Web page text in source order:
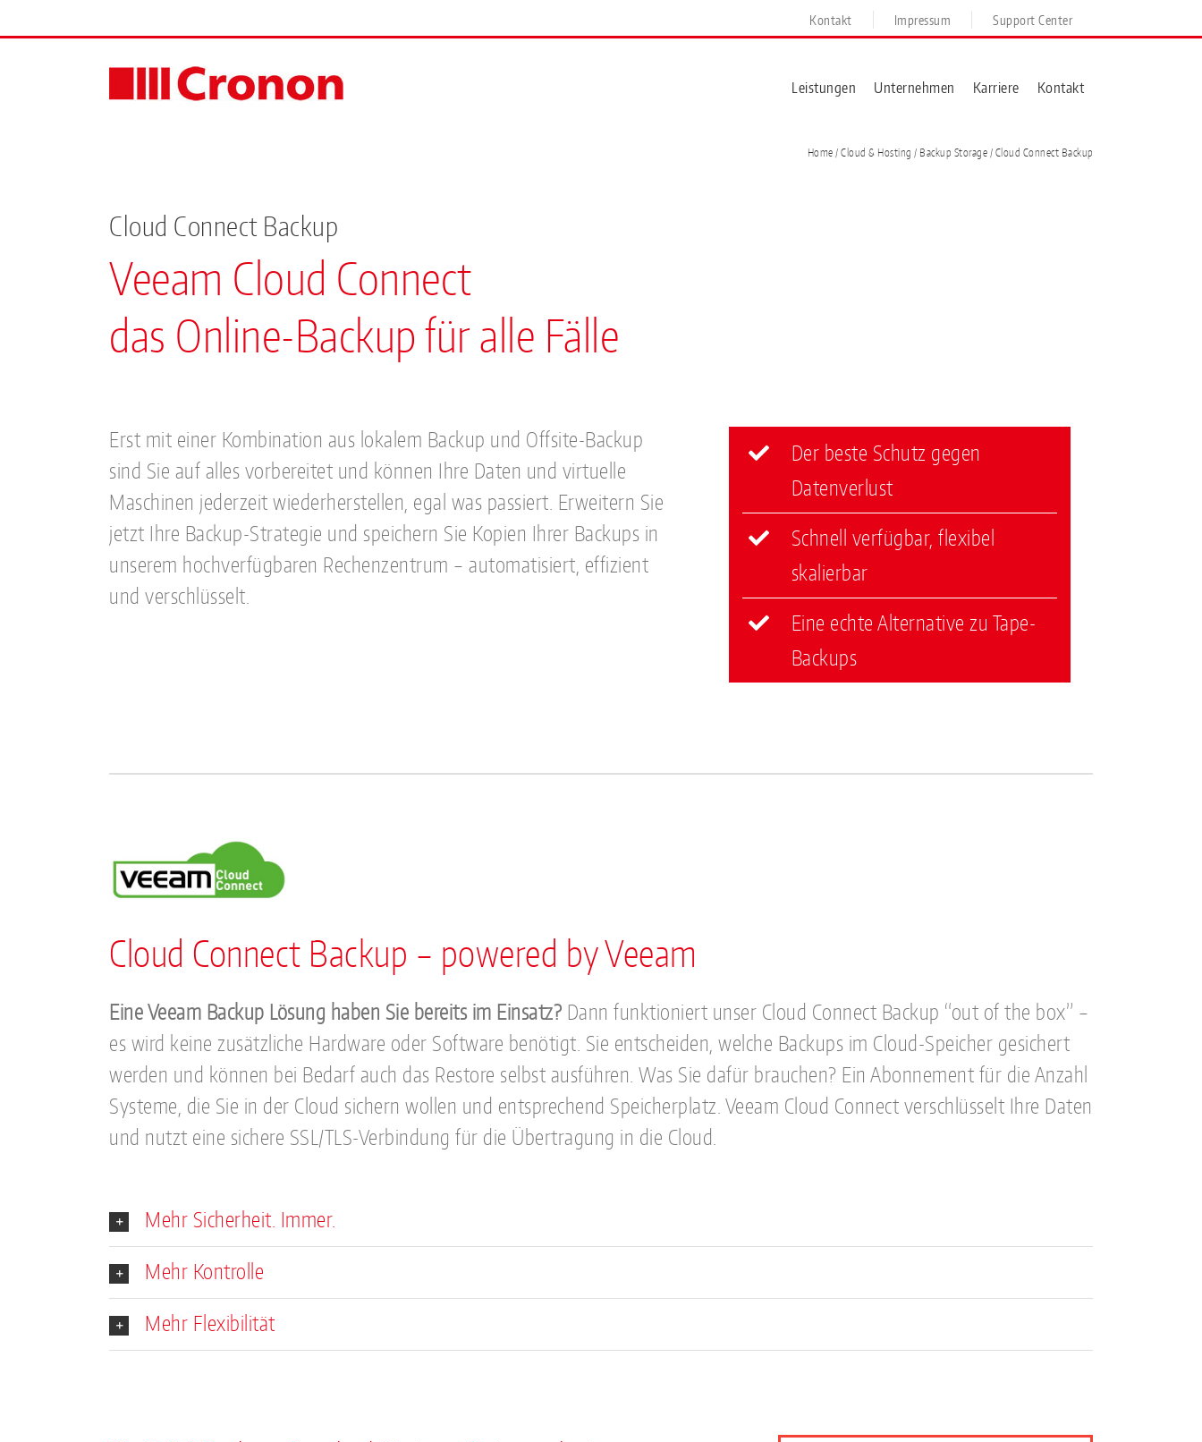
to
Kontakt Impressum Support Center
Leistungen Unternehmen Karriere Kontakt
Home / Cloud & Hosting / Backup Storage / Cloud Connect Backup
Cloud Connect Backup
Veeam Cloud Connect
das Online-Backup für alle Fälle
Erst mit einer Kombination aus lokalem Backup und Offsite-Backup
sind Sie auf alles vorbereitet und können Ihre Daten und virtuelle
Maschinen jederzeit wiederherstellen, egal was passiert. Erweitern Sie
jetzt Ihre Backup-Strategie und speichern Sie Kopien Ihrer Backups in
unserem hochverfügbaren Rechenzentrum – automatisiert, effizient
und verschlüsselt.
Der beste Schutz gegen
Datenverlust
Schnell verfügbar, flexibel
skalierbar
Eine echte Alternative zu Tape-
Backups
Cloud Connect Backup – powered by Veeam
Eine Veeam Backup Lösung haben Sie bereits im Einsatz? Dann funktioniert unser Cloud Connect Backup “out of the box” –
es wird keine zusätzliche Hardware oder Software benötigt. Sie entscheiden, welche Backups im Cloud-Speicher gesichert
werden und können bei Bedarf auch das Restore selbst ausführen. Was Sie dafür brauchen? Ein Abonnement für die Anzahl
Systeme, die Sie in der Cloud sichern wollen und entsprechend Speicherplatz. Veeam Cloud Connect verschlüsselt Ihre Daten
und nutzt eine sichere SSL/TLS-Verbindung für die Übertragung in die Cloud.
Mehr Sicherheit. Immer.
Mehr Kontrolle
Mehr Flexibilität